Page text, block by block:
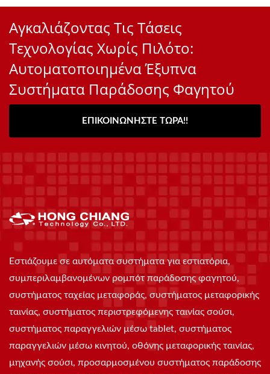
Αγκαλιάζοντας Τις Τάσεις
Τεχνολογίας Χωρίς Πιλότο:
Αυτοματοποιημένα Έξυπνα
Συστήματα Παράδοσης Φαγητού
ΕΠΙΚΟΙΝΩΝΉΣΤΕ ΤΏΡΑ!!
Εστιάζουμε σε αυτόματα συστήματα για εστιατόρια,
συμπεριλαμβανομένων ρομπότ παράδοσης φαγητού,
συστήματος ταχείας μεταφοράς, συστήματος μεταφορικής
ταινίας, συστήματος περιστρεφόμενης ταινίας σούσι,
συστήματος παραγγελιών μέσω tablet, συστήματος
παραγγελιών μέσω κινητού, οθόνης μεταφορικής ταινίας,
μηχανής σούσι, προσαρμοσμένου συστήματος παράδοσης